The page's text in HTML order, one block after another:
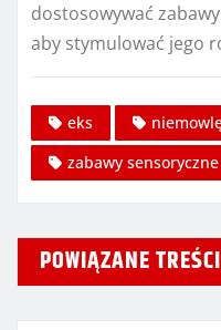
dostosowywać
aby stymulować jego
eks
zabawy sensoryczne
POWIĄZANE TREŚCI